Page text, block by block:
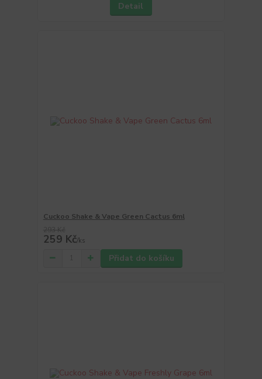
Detail
Cuckoo Shake & Vape Green Cactus 6ml
259 Kč/ks
Přidat do košíku